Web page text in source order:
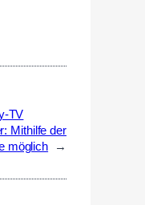
TV
Mithilfe der
möglich
→